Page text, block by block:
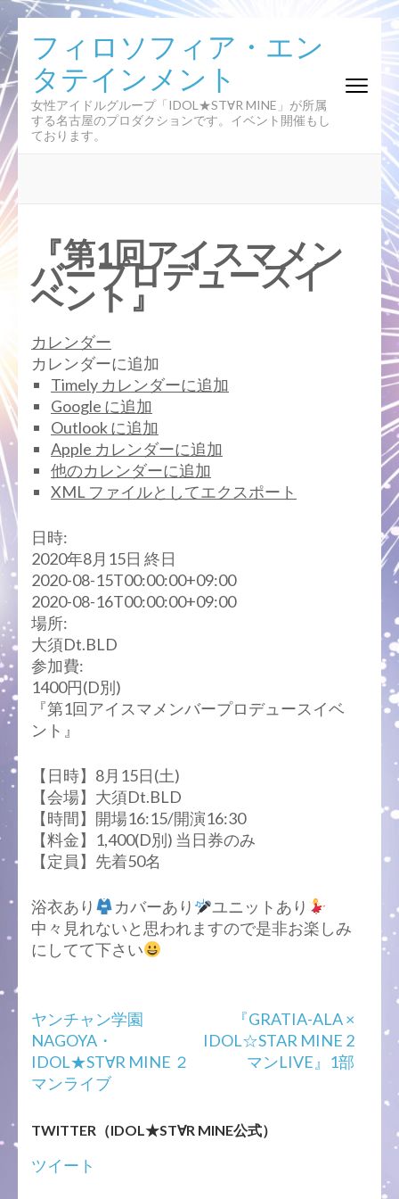
コ
ン
テ
ン
ツ
へ
キ
ッ
プ
(Enter
を
押
す)
フィロソフィア・エン
タテインメント
女性アイドルグループ「IDOL★ST∀R MINE」が所属
する名古屋のプロダクションです。イベント開催もし
ております。
『第1回アイスマメン
バープロデュースイ
ベント』
カレンダー
カレンダーに追加
Timely カレンダーに追加
Google に追加
Outlook に追加
Apple カレンダーに追加
他のカレンダーに追加
XML ファイルとしてエクスポート
日時:
2020年8月15日 終日
2020-08-15T00:00:00+09:00
2020-08-16T00:00:00+09:00
場所:
大須Dt.BLD
参加費:
1400円(D別)
『第1回アイスマメンバープロデュースイベ
ント』
【日時】8月15日(土)
【会場】大須Dt.BLD
【時間】開場16:15/開演16:30
【料金】1,400(D別) 当日券のみ
【定員】先着50名
浴衣あり カバーあり
ユニットあり
中々見れないと思われますので是非お楽しみ
にしてて下さい
投
稿
ナ
ビ
ー
シ
ョ
ヤンチャン学園
NAGOYA・
IDOL★ST∀R MINE ２
マンライブ
『GRATIA-ALA ×
IDOL☆STAR MINE 2
マンLIVE』1部
TWITTER（IDOL★ST∀R MINE公式）
ツイート